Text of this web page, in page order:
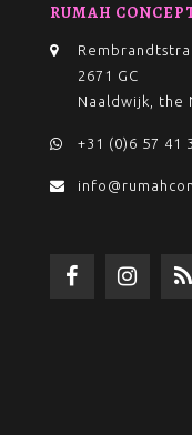
RUMAH
2671 GC
Naaldwijk, the
+31 (0)6 57 41